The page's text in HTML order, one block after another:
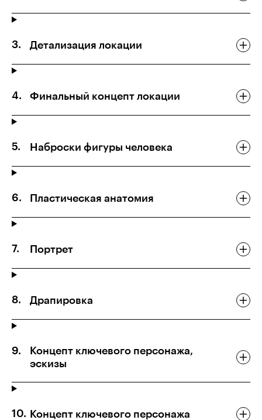
Детализация локации
Финальный концепт локации
Наброски фигуры человека
Пластическая анатомия
Портрет
Драпировка
Концепт ключевого персонажа,
эскизы
Концепт ключевого персонажа